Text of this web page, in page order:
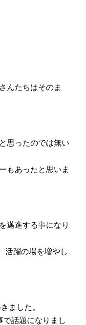
んたちはそのま
思ったのでは無い
もあったと思いま
邁進する事になり
活躍の場を増やし
ました。
で話題になりまし